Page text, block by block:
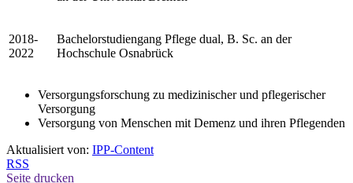
2018-
2022
Bachelorstudiengang Pflege dual, B. Sc. an der
Hochschule Osnabrück
Versorgungsforschung zu medizinischer und pflegerischer
Versorgung
Versorgung von Menschen mit Demenz und ihren Pflegenden
Aktualisiert von: IPP-Content
RSS
Seite drucken